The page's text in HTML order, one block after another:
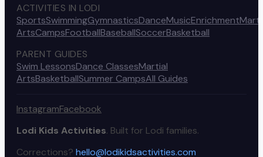
ACTIVITIES IN LODI
SportsSwimmingGymnasticsDanceMusicEnrichment
ArtsCampsFootballBaseballSoccerBasketball
PARENT GUIDES
Swim LessonsDance ClassesMartial
ArtsBasketballSummer CampsAll Guides
InstagramFacebook
Lodi Kids Activities. Built for Lodi families.
Corrections? hello@lodikidsactivities.com